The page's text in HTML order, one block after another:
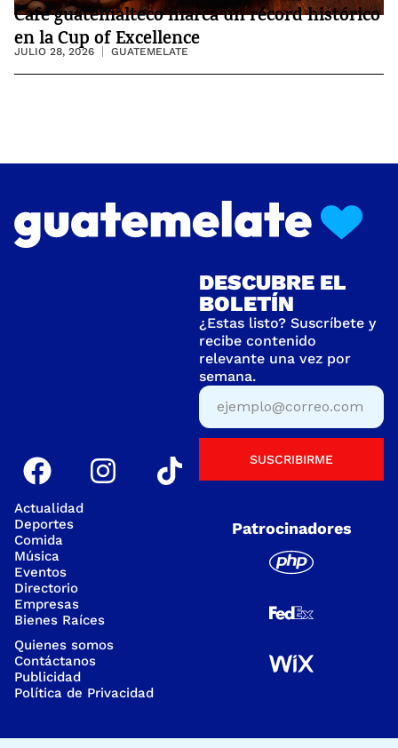
Café guatemalteco marca un récord histórico
en la Cup of Excellence
JULIO 28, 2026 GUATEMELATE
Actualidad
Deportes
Comida
Música
Eventos
Directorio
Empresas
Bienes Raíces
Quienes somos
Contáctanos
Publicidad
Política de Privacidad
DESCUBRE EL
BOLETÍN
¿Estas listo? Suscríbete y
recibe contenido
relevante una vez por
semana.
SUSCRIBIRME
Patrocinadores